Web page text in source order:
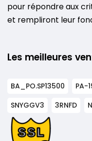
pour répondre aux
et rempliront leur
Les meilleures
BA_PO.SP13500 PA-
SNYGGV3
3RNFD